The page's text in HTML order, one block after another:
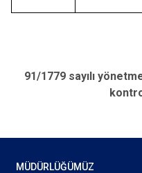
91/1779 sayılı
MÜDÜRLÜĞÜMÜZ